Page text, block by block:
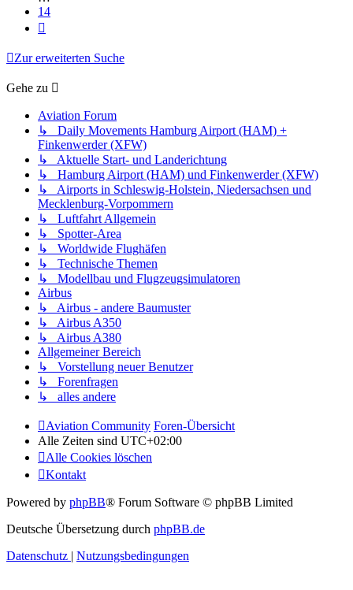
14
Zur erweiterten Suche
Gehe zu
Aviation Forum
↳ Daily Movements Hamburg Airport (HAM) +
Finkenwerder (XFW)
↳ Aktuelle Start- und Landerichtung
↳ Hamburg Airport (HAM) und Finkenwerder (XFW)
↳ Airports in Schleswig-Holstein, Niedersachsen und
Mecklenburg-Vorpommern
↳ Luftfahrt Allgemein
↳ Spotter-Area
↳ Worldwide Flughäfen
↳ Technische Themen
↳ Modellbau und Flugzeugsimulatoren
Airbus
↳ Airbus - andere Baumuster
↳ Airbus A350
↳ Airbus A380
Allgemeiner Bereich
↳ Vorstellung neuer Benutzer
↳ Forenfragen
↳ alles andere
Aviation Community Foren-Übersicht
Alle Zeiten sind UTC+02:00
Alle Cookies löschen
Kontakt
Powered by phpBB® Forum Software © phpBB Limited
Deutsche Übersetzung durch phpBB.de
Datenschutz
Nutzungsbedingungen